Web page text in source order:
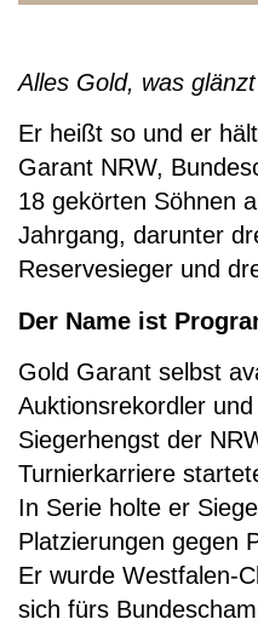
Alles Gold, was glänzt
Er heißt so und er
Garant NRW,
18 gekörten Söhnen
Jahrgang, darunter
Reservesieger und
Der Name ist
Gold Garant selbst
Auktionsrekordler
Siegerhengst der
Turnierkarriere
In Serie holte er
Platzierungen gegen
Er wurde Westfalen-
sich fürs